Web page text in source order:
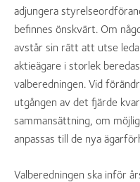
adjungera
befinnes önskvärt. Om
avstår sin rätt att utse
aktieägare i storlek
valberedningen. Vid
utgången av det fjärde
sammansättning, om
anpassas till de nya
Valberedningen ska inför